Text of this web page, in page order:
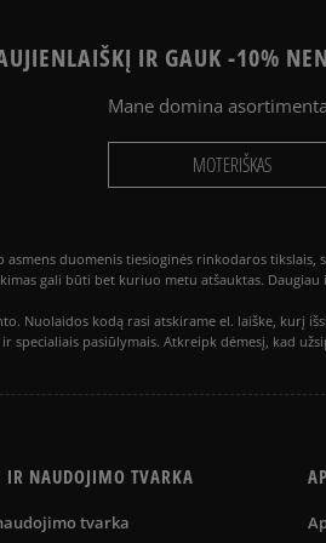
IR GAUK -10%
Mane domina
MOTERIŠKAS
duomenis tiesioginės rinkodaros
gali būti bet kuriuo metu atšauktas. Daugiau
Nuolaidos kodą rasi atskirame el. laiške, kurį
specialiais pasiūlymais. Atkreipk dėmesį, kad
IR NAUDOJIMO TVARKA
tvarka